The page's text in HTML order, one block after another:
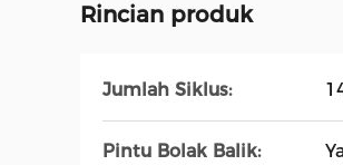
Rincian produk
Jumlah Siklus:
Pintu Bolak Balik: